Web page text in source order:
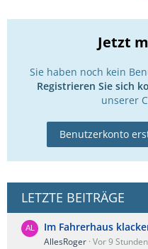
Jetzt
Sie haben noch kein
Registrieren Sie sich
unserer
Benutzerkonto
LETZTE BEITRÄGE
Im Fahrerhaus
AllesRoger Vor 9 Stunden